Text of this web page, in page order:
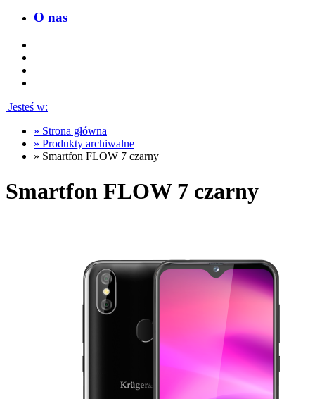
O nas
Jesteś w:
» Strona główna
» Produkty archiwalne
» Smartfon FLOW 7 czarny
Smartfon FLOW 7 czarny